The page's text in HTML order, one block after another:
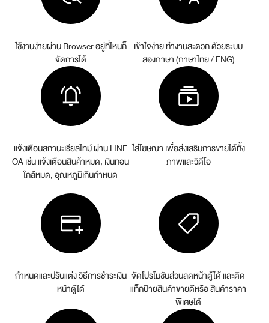
ใช้งานง่ายผ่าน Browserอยู่ที่ไหนก็
จัดการได้
เข้าใจง่าย ทำงานสะดวกด้วยระบบ
สองภาษา (ภาษาไทย / ENG)
แจ้งเตือนสถานะเรียลไทม์ ผ่าน LINE
OAเช่น แจ้งเตือนสินค้าหมด, เงินทอน
ใกล้หมด, อุณหภูมิเกินกำหนด
ใส่โฆษณา เพื่อส่งเสริมการขายได้ทั้ง
ภาพและวิดีโอ
กำหนดและปรับแต่งวิธีการชำระเงิน
หน้าตู้ได้
จัดโปรโมชันส่วนลดหน้าตู้ได้และติด
แท็กป้ายสินค้าขายดีหรือสินค้าราคา
พิเศษได้